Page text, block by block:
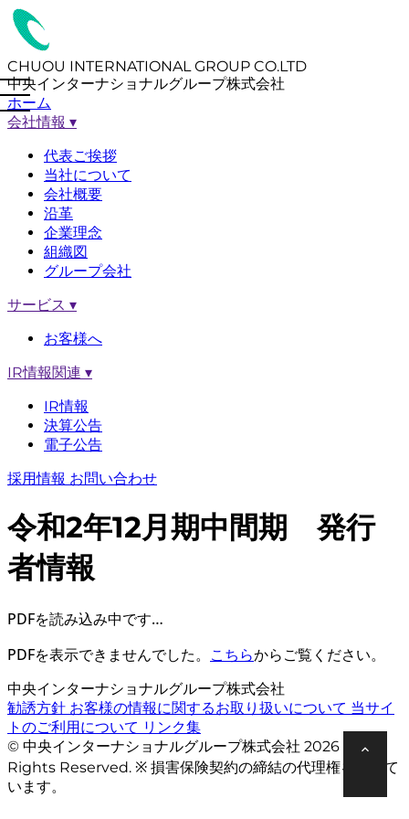
CHUOU INTERNATIONAL GROUP CO.LTD
中央インターナショナルグループ株式会社
ホーム
会社情報 ▾
代表ご挨拶
当社について
会社概要
沿革
企業理念
組織図
グループ会社
サービス ▾
お客様へ
IR情報関連 ▾
IR情報
決算公告
電子公告
採用情報 お問い合わせ
令和2年12月期中間期 発行
者情報
PDFを読み込み中です…
PDFを表示できませんでした。 こちらからご覧ください。
中央インターナショナルグループ株式会社
勧誘方針 お客様の情報に関するお取り扱いについて 当サイ
トのご利用について リンク集
© 中央インターナショナルグループ株式会社 2026 All
Rights Reserved. ※ 損害保険契約の締結の代理権を有して
います。